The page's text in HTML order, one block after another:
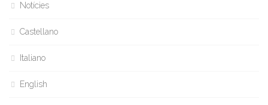
Notícies
Castellano
Italiano
English